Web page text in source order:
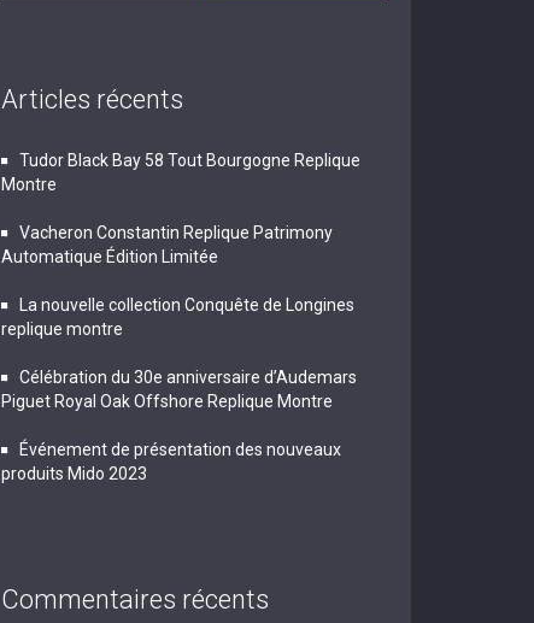
Articles récents
Tudor Black Bay 58 Tout Bourgogne Replique
Montre
Vacheron Constantin Replique Patrimony
Automatique Édition Limitée
La nouvelle collection Conquête de Longines
replique montre
Célébration du 30e anniversaire d’Audemars
Piguet Royal Oak Offshore Replique Montre
Événement de présentation des nouveaux
produits Mido 2023
Commentaires récents